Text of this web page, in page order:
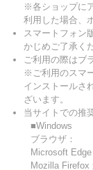
※各ショップに
利用した場合、
スマートフォン
かじめご了承く
ご利用の際はブ
※ご利用のスマ
インストールさ
ざいます。
当サイトでの推
■Windows
ブラウザ：
Microsoft
Mozilla Firefox